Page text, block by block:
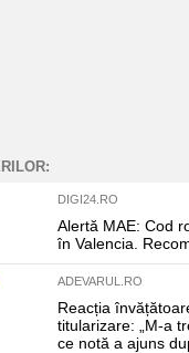
DIGI24.RO
Alertă MAE: Cod
în Valencia.
ADEVARUL.RO
Reacția
titularizare: „M-a
ce notă a ajuns